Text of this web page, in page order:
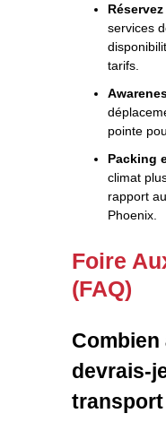
services
tarifs.
pointe
Packing
climat
rapport
Phoenix.
Foire
(FAQ)
Combien
devrais-
transport